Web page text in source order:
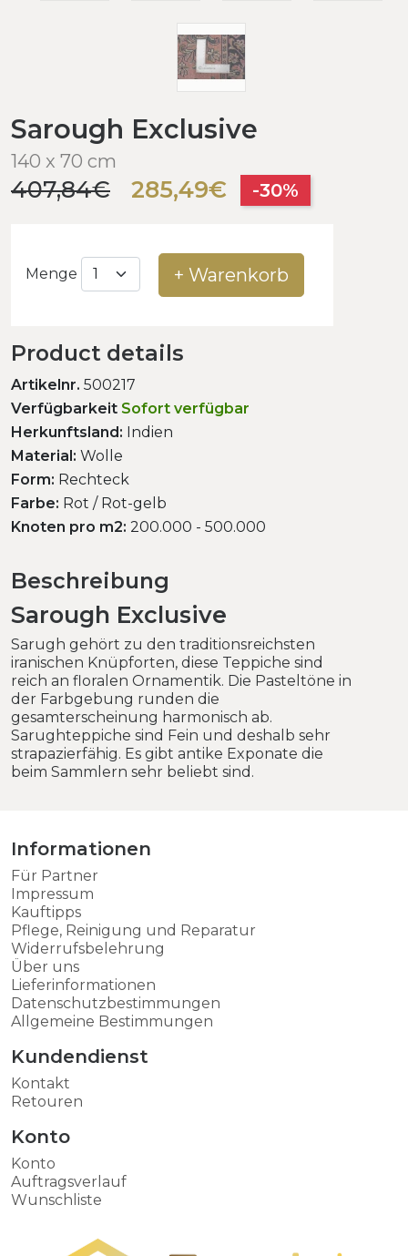
Sarough Exclusive
140 x 70 cm
407,84€ 285,49€ -30%
Menge + Warenkorb
Product details
Artikelnr. 500217
Verfügbarkeit Sofort verfügbar
Herkunftsland: Indien
Material: Wolle
Form: Rechteck
Farbe: Rot / Rot-gelb
Knoten pro m2: 200.000 - 500.000
Beschreibung
Sarough Exclusive
Sarugh gehört zu den traditionsreichsten
iranischen Knüpforten, diese Teppiche sind
reich an floralen Ornamentik. Die Pasteltöne in
der Farbgebung runden die
gesamterscheinung harmonisch ab.
Sarughteppiche sind Fein und deshalb sehr
strapazierfähig. Es gibt antike Exponate die
beim Sammlern sehr beliebt sind.
Informationen
Für Partner
Impressum
Kauftipps
Pflege, Reinigung und Reparatur
Widerrufsbelehrung
Über uns
Lieferinformationen
Datenschutzbestimmungen
Allgemeine Bestimmungen
Kundendienst
Kontakt
Retouren
Konto
Konto
Auftragsverlauf
Wunschliste